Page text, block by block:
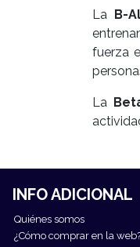
La B-
fuerza
La
INFO ADICIONAL
Quiénes somos
¿Cómo comprar en la